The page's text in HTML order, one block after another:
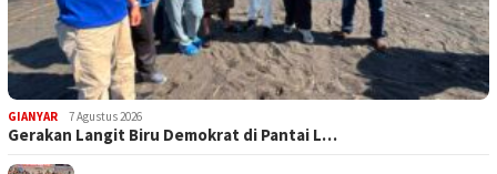
GIANYAR 7 Agustus 2026
Gerakan Langit Biru Demokrat di Pantai L…